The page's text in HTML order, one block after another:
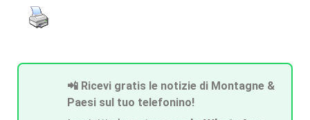
📲 Ricevi gratis le notizie di Montagne &
Paesi sul tuo telefonino!